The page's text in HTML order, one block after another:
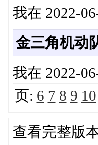
我在 2022-
金三角机动
我在 2022-
页: 6 7 8 9 10
查看完整版